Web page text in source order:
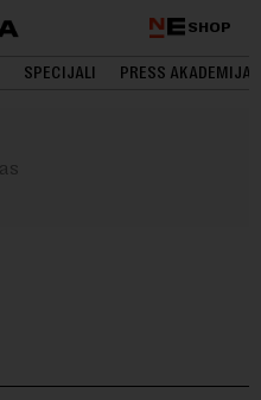
SHOP
SPECIJALI PRESS AKADEMIJA